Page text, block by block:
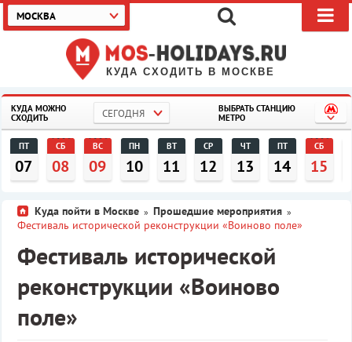
КУДА СХОДИТЬ В МОСКВЕ
МОСКВА
КУДА МОЖНО
СХОДИТЬ
СЕГОДНЯ
ВЫБРАТЬ СТАНЦИЮ
МЕТРО
ПТ
07
СБ
08
ВС
09
ПН
10
ВТ
11
СР
12
ЧТ
13
ПТ
14
СБ
15
Куда пойти в Москве » Прошедшие мероприятия »
Фестиваль исторической реконструкции «Воиново поле»
Фестиваль исторической
реконструкции «Воиново
поле»